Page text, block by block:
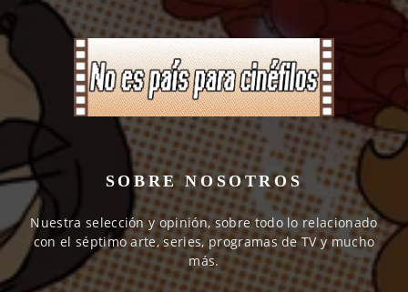
SOBRE NOSOTROS
Nuestra selección y opinión, sobre todo lo relacionado
con el séptimo arte, series, programas de TV y mucho
más.